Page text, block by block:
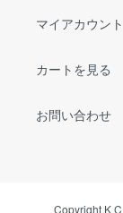
マイアカウント
カートを見る
お問い合わせ
Copyright K